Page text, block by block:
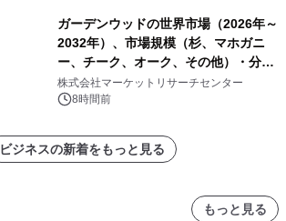
ガーデンウッドの世界市場（2026年～
2032年）、市場規模（杉、マホガニ
ー、チーク、オーク、その他）・分析
レポートを発表
株式会社マーケットリサーチセンター
8時間前
ビジネスの新着をもっと見る
もっと見る